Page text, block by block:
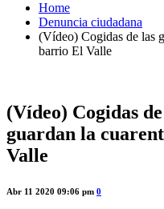
Home
Denuncia ciudadana
(Vídeo) Cogidas de las
barrio El Valle
(Vídeo) Cogidas
guardan la
Valle
Abr 11 2020 09:06 pm 0